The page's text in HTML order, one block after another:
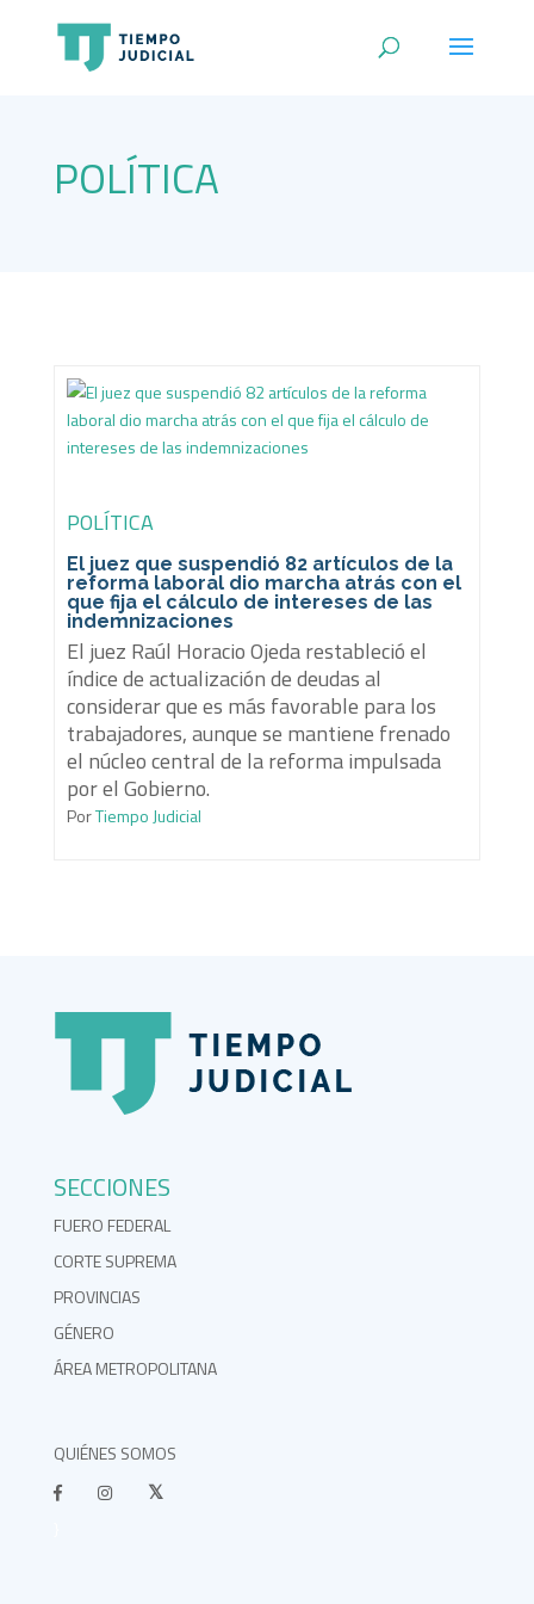
POLÍTICA
POLÍTICA
El juez que suspendió 82 artículos de la
reforma laboral dio marcha atrás con el
que fija el cálculo de intereses de las
indemnizaciones
El juez Raúl Horacio Ojeda restableció el
índice de actualización de deudas al
considerar que es más favorable para los
trabajadores, aunque se mantiene frenado
el núcleo central de la reforma impulsada
por el Gobierno.
PorTiempo Judicial
SECCIONES
FUERO FEDERAL
CORTE SUPREMA
PROVINCIAS
GÉNERO
ÁREA METROPOLITANA
QUIÉNES SOMOS